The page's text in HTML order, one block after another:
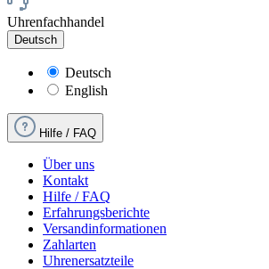
Uhrenfachhandel
Deutsch
Deutsch
English
Hilfe / FAQ
Über uns
Kontakt
Hilfe / FAQ
Erfahrungsberichte
Versandinformationen
Zahlarten
Uhrenersatzteile